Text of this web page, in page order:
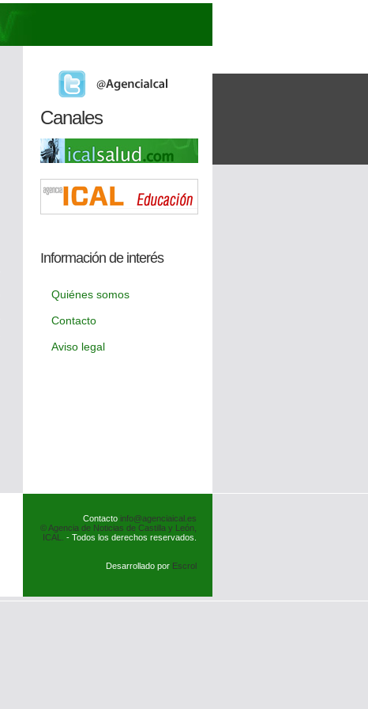
Canales
Información de interés
Quiénes somos
Contacto
Aviso legal
Contacto info@agenciaical.es
© Agencia de Noticias de Castilla y León,
ICAL.
- Todos los derechos reservados.
Desarrollado por Escrol